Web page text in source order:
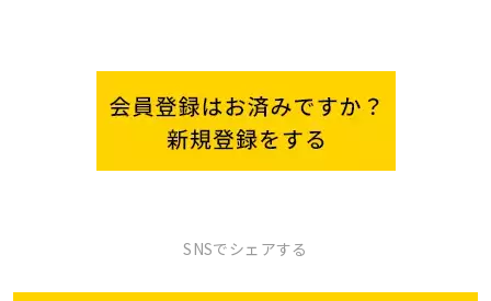
SNSでシェアする